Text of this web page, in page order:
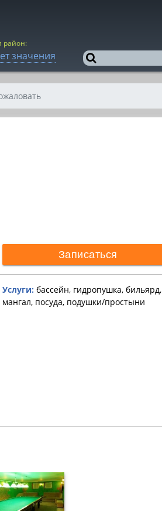
район:
значения
Записаться
Услуги: бассейн, гидропушка, бильярд,
мангал, посуда, подушки/простыни